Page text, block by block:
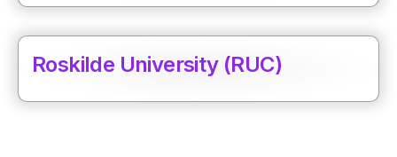
Roskilde University (RUC)